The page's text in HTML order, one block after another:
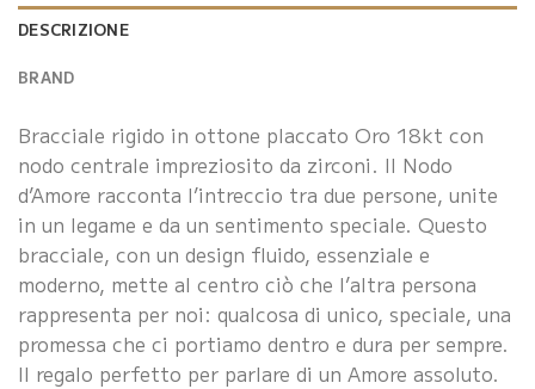
DESCRIZIONE
BRAND
Bracciale rigido in ottone placcato Oro 18kt con
nodo centrale impreziosito da zirconi. Il Nodo
d’Amore racconta l’intreccio tra due persone, unite
in un legame e da un sentimento speciale. Questo
bracciale, con un design fluido, essenziale e
moderno, mette al centro ciò che l’altra persona
rappresenta per noi: qualcosa di unico, speciale, una
promessa che ci portiamo dentro e dura per sempre.
Il regalo perfetto per parlare di un Amore assoluto.